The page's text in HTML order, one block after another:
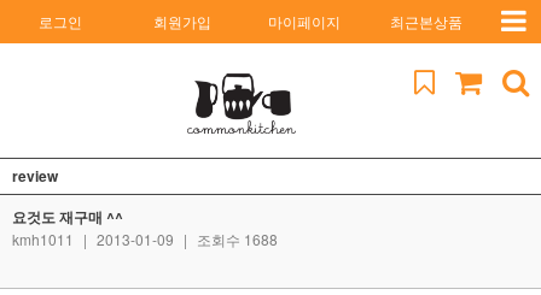
로그인 회원가입 마이페이지 최근본상품
review
요것도 재구매 ^^
kmh1011 | 2013-01-09 | 조회수 1688